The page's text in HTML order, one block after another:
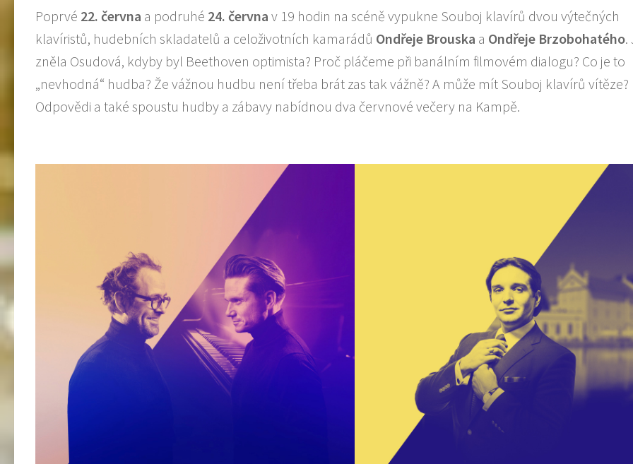
Poprvé 22. června a podruhé 24. června v 19 hodin na scéně vypukne Souboj klavírů dvou výtečných
klavíristů, hudebních skladatelů a celoživotních kamarádů Ondřeje Brouska a Ondřeje Brzobohatého.
zněla Osudová, kdyby byl Beethoven optimista? Proč pláčeme při banálním filmovém dialogu? Co je to
„nevhodná“ hudba? Že vážnou hudbu není třeba brát zas tak vážně? A může mít Souboj klavírů vítěze?
Odpovědi a také spoustu hudby a zábavy nabídnou dva červnové večery na Kampě.